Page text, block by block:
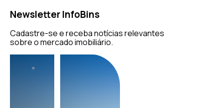
Newsletter InfoBins
Cadastre-se e receba notícias relevantes
sobre o mercado imobiliário.